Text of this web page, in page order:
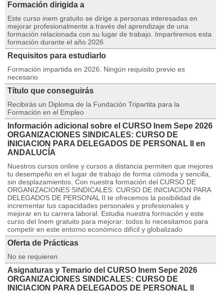
Formación dirigida a
Este curso inem gratuito se dirige a personas interesadas en
mejorar profesionalmente a través del aprendizaje de una
formación relacionada con su lugar de trabajo. Impartiremos esta
formación durante el año 2026
Requisitos para estudiarlo
Formación impartida en 2026. Ningún requisito previo es
necesario
Título que conseguirás
Recibirás un Diploma de la Fundación Tripartita para la
Formación en el Empleo
Información adicional sobre el CURSO Inem Sepe 2026
ORGANIZACIONES SINDICALES: CURSO DE
INICIACION PARA DELEGADOS DE PERSONAL II en
ANDALUCÍA
Nuestros cursos online y cursos a distancia permiten que mejores
tu desempeño en el lugar de trabajo de forma cómoda y sencilla,
sin desplazamientos. Con nuestra formación del CURSO DE
ORGANIZACIONES SINDICALES: CURSO DE INICIACION PARA
DELEGADOS DE PERSONAL II te ofrecemos la posibilidad de
incrementar tus capacidades personales y profesionales y
mejorar en tu carrera laboral. Estudia nuestra formación y este
curso del Inem gratuito para mejorar: todos lo necesitamos para
competir en este entorno económico difícil y globalizado
Oferta de Prácticas
No se requieren
Asignaturas y Temario del CURSO Inem Sepe 2026
ORGANIZACIONES SINDICALES: CURSO DE
INICIACION PARA DELEGADOS DE PERSONAL II